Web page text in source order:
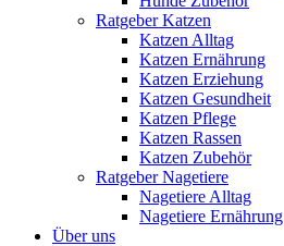
Ratgeber Katzen
Katzen Alltag
Katzen Ernährung
Katzen Erziehung
Katzen Gesundheit
Katzen Pflege
Katzen Rassen
Katzen Zubehör
Ratgeber Nagetiere
Nagetiere Alltag
Nagetiere Ernährung
Über uns